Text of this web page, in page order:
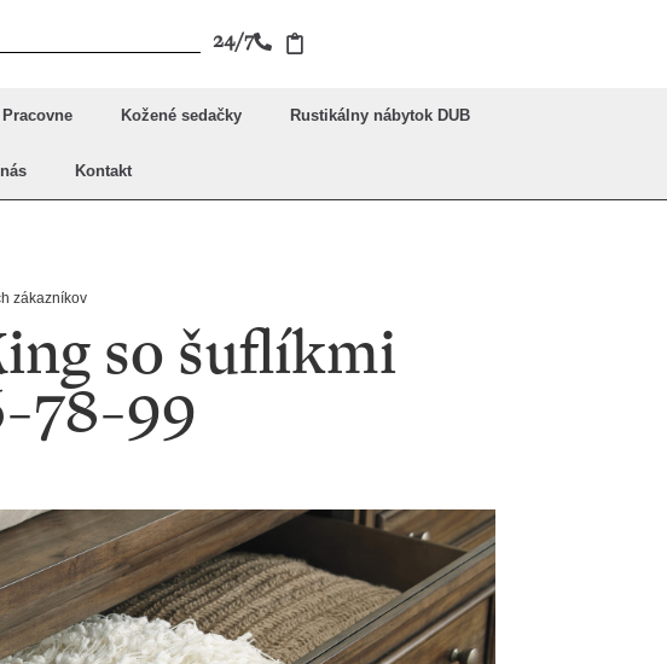
24/7
Pracovne Kožené sedačky Rustikálny nábytok DUB
Kontakt
zákazníkov
so šuflíkmi
78-99
€1 364,00€